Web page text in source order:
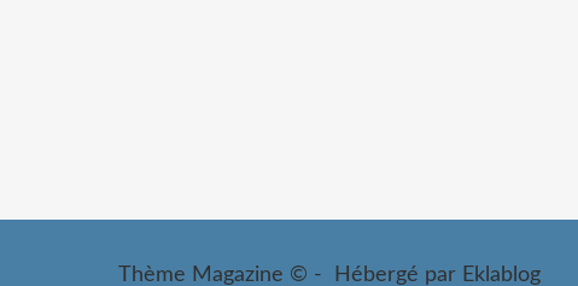
Thème Magazine © - Hébergé par Eklablog